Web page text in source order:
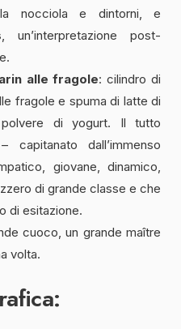
nocciola e dintorni, e
, un’interpretazione post-
alle fragole: cilindro di
fragole e spuma di latte di
di yogurt. Il tutto
dall’immenso
giovane, dinamico,
di grande classe e che
di esitazione.
cuoco, un grande maître
volta.